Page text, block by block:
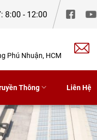
8:00 - 12:00
Thông Liên Hệ
Phú Nhuận, HCM